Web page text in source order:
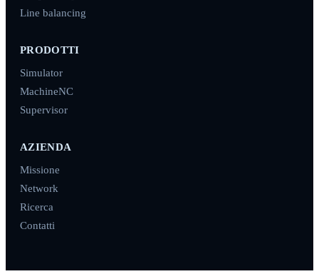
Line balancing
PRODOTTI
Simulator
MachineNC
Supervisor
AZIENDA
Missione
Network
Ricerca
Contatti